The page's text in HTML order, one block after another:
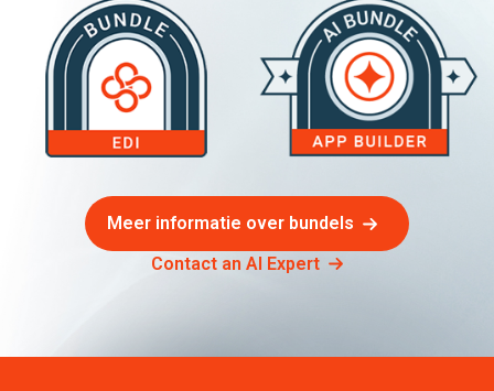
Meer informatie over bundels
Contact an AI Expert